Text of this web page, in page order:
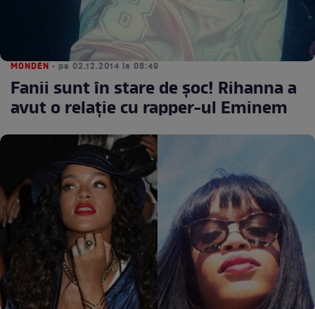
MONDEN • pe 02.12.2014 la 08:49
Fanii sunt în stare de şoc! Rihanna a
avut o relaţie cu rapper-ul Eminem